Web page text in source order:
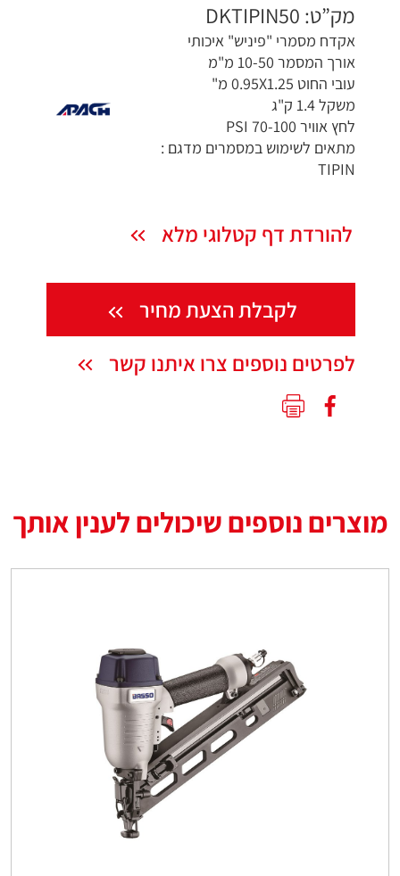
מק”ט: DKTIPIN50
אקדח מסמרי "פיניש" איכותי
אורך המסמר 10-50 מ"מ
עובי החוט 0.95X1.25 מ"
משקל 1.4 ק"ג
לחץ אוויר 70-100 PSI
מתאים לשימוש במסמרים מדגם :
TIPIN
להורדת דף קטלוגי מלא
לקבלת הצעת מחיר
לפרטים נוספים צרו איתנו קשר
מוצרים נוספים שיכולים לענין אותך